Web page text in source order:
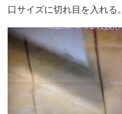
口サイズに切れ目を入れる。